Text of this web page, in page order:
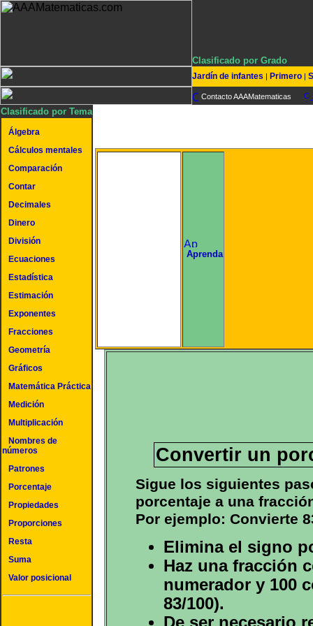
Clasificado por Grado
Jardín de infantes | Primero |
Contacto AAAMatematicas
Clasificado por Tema
Álgebra
Cálculos mentales
Comparación
Contar
Decimales
Dinero
División
Ecuaciones
Estadística
Estimación
Exponentes
Fracciones
Geometría
Gráficos
Matemática Práctica
Medición
Multiplicación
Nombres de
números
Patrones
Porcentaje
Propiedades
Proporciones
Resta
Suma
Valor posicional
Aprenda
Convertir un
Sigue los siguientes
porcentaje a una
Por ejemplo: Convierte
Elimina el signo
Haz una fracción
numerador y 100
83/100).